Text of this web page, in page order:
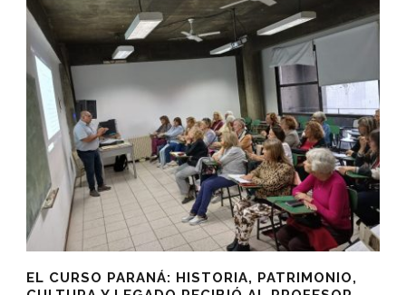
EL CURSO PARANÁ: HISTORIA, PATRIMONIO,